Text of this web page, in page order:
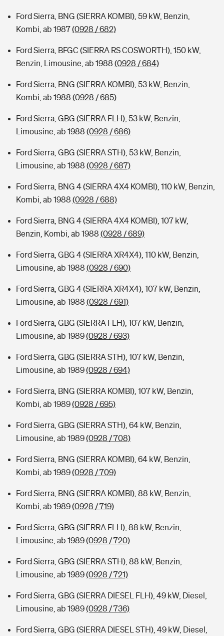
Ford Sierra, BNG (SIERRA KOMBI), 59 kW, Benzin,
Kombi, ab 1987(0928 / 682)
Ford Sierra, BFGC (SIERRA RS COSWORTH), 150 kW,
Benzin, Limousine, ab 1988 (0928 / 684)
Ford Sierra, BNG (SIERRA KOMBI), 53 kW, Benzin,
Kombi, ab 1988 (0928 / 685)
Ford Sierra, GBG (SIERRA FLH), 53 kW, Benzin,
Limousine, ab 1988 (0928 / 686)
Ford Sierra, GBG (SIERRA STH), 53 kW, Benzin,
Limousine, ab 1988 (0928 / 687)
Ford Sierra, BNG 4 (SIERRA 4X4 KOMBI), 110 kW, Benzin,
Kombi, ab 1988 (0928 / 688)
Ford Sierra, BNG 4 (SIERRA 4X4 KOMBI), 107 kW,
Benzin, Kombi, ab 1988 (0928 / 689)
Ford Sierra, GBG 4 (SIERRA XR4X4), 110 kW, Benzin,
Limousine, ab 1988 (0928 / 690)
Ford Sierra, GBG 4 (SIERRA XR4X4), 107 kW, Benzin,
Limousine, ab 1988 (0928 / 691)
Ford Sierra, GBG (SIERRA FLH), 107 kW, Benzin,
Limousine, ab 1989(0928 / 693)
Ford Sierra, GBG (SIERRA STH), 107 kW, Benzin,
Limousine, ab 1989(0928 / 694)
Ford Sierra, BNG (SIERRA KOMBI), 107 kW, Benzin,
Kombi, ab 1989(0928 / 695)
Ford Sierra, GBG (SIERRA STH), 64 kW, Benzin,
Limousine, ab 1989(0928 / 708)
Ford Sierra, BNG (SIERRA KOMBI), 64 kW, Benzin,
Kombi, ab 1989(0928 / 709)
Ford Sierra, BNG (SIERRA KOMBI), 88 kW, Benzin,
Kombi, ab 1989(0928 / 719)
Ford Sierra, GBG (SIERRA FLH), 88 kW, Benzin,
Limousine, ab 1989(0928 / 720)
Ford Sierra, GBG (SIERRA STH), 88 kW, Benzin,
Limousine, ab 1989(0928 / 721)
Ford Sierra, GBG (SIERRA DIESEL FLH), 49 kW, Diesel,
Limousine, ab 1989(0928 / 736)
Ford Sierra, GBG (SIERRA DIESEL STH), 49 kW, Diesel,